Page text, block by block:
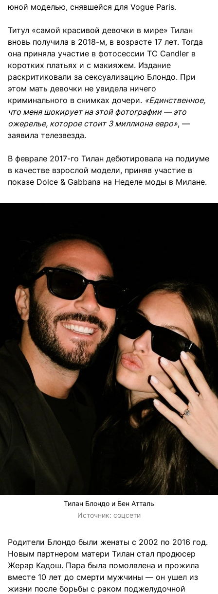
юной моделью, снявшейся для Vogue Paris.
Титул «самой красивой девочки в мире» Тилан
вновь получила в 2018-м, в возрасте 17 лет. Тогда
она приняла участие в фотосессии TC Candler в
коротких платьях и с макияжем. Издание
раскритиковали за сексуализацию Блондо. При
этом мать девочки не увидела ничего
криминального в снимках дочери. «Единственное,
что меня шокирует на этой фотографии — это
ожерелье, которое стоит 3 миллиона евро», —
заявила телезвезда.
В феврале 2017-го Тилан дебютировала на подиуме
в качестве взрослой модели, приняв участие в
показе Dolce & Gabbana на Неделе моды в Милане.
Тилан Блондо и Бен Атталь
Источник: соцсети
Родители Блондо были женаты с 2002 по 2016 год.
Новым партнером матери Тилан стал продюсер
Жерар Кадош. Пара была помолвлена и прожила
вместе 10 лет до смерти мужчины — он ушел из
жизни после борьбы с раком поджелудочной